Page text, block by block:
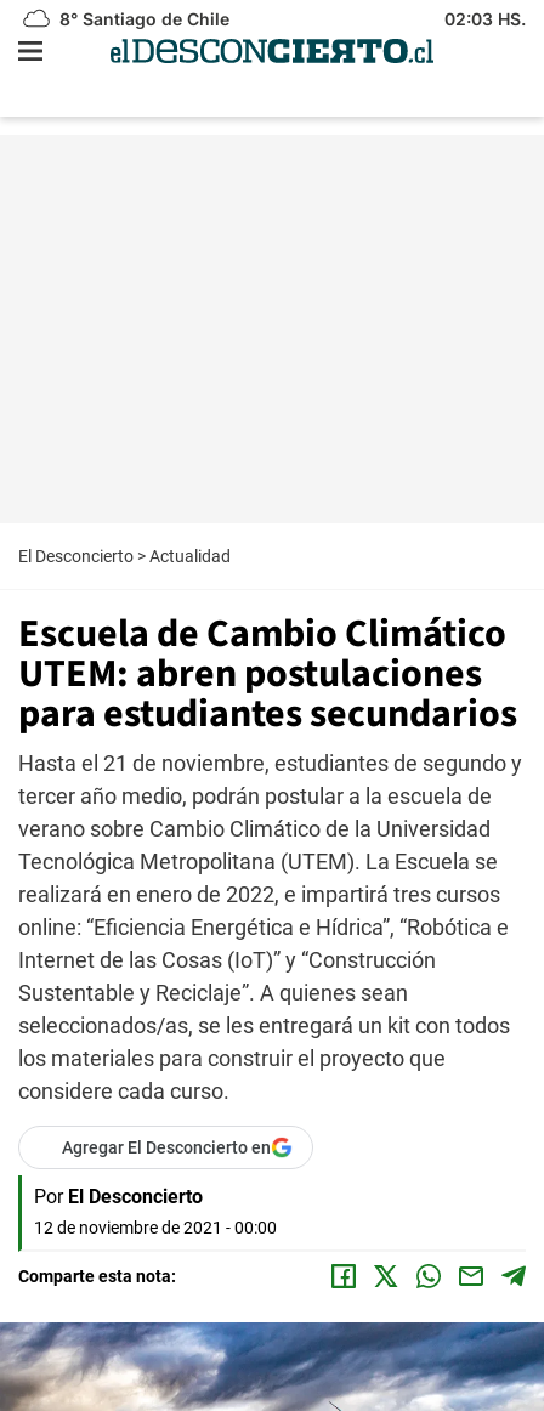
8° Santiago de Chile 02:03 HS.
El Desconcierto >Actualidad
Escuela de Cambio Climático
UTEM: abren postulaciones
para estudiantes secundarios
Hasta el 21 de noviembre, estudiantes de segundo y
tercer año medio, podrán postular a la escuela de
verano sobre Cambio Climático de la Universidad
Tecnológica Metropolitana (UTEM). La Escuela se
realizará en enero de 2022, e impartirá tres cursos
online: “Eficiencia Energética e Hídrica”, “Robótica e
Internet de las Cosas (IoT)” y “Construcción
Sustentable y Reciclaje”. A quienes sean
seleccionados/as, se les entregará un kit con todos
los materiales para construir el proyecto que
considere cada curso.
Agregar El Desconcierto en
Por El Desconcierto
12 de noviembre de 2021 - 00:00
Comparte esta nota: